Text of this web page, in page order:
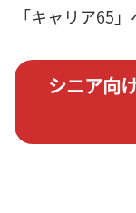
「キャリア65」
シニア向